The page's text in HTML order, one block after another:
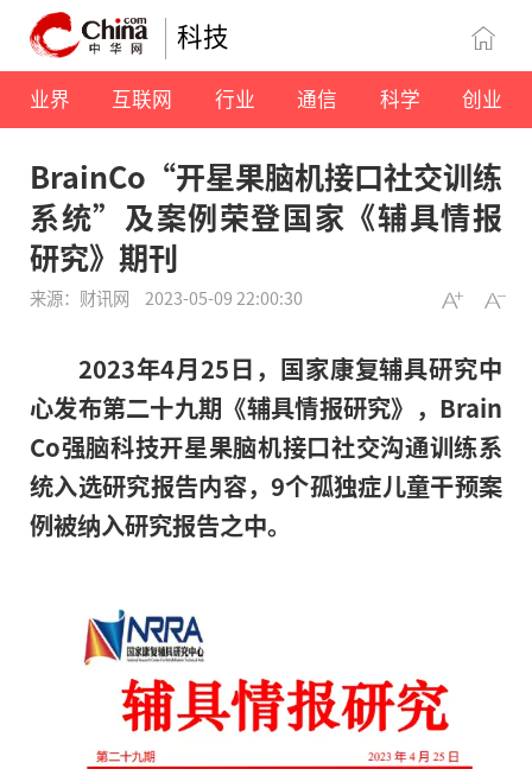
科技
业界 互联网 行业 通信 科学 创业
BrainCo“开星果脑机接口社交训练
系统”及案例荣登国家《辅具情报
研究》期刊
来源：财讯网 2023-05-09 22:00:30
2023年4月25日，国家康复辅具研究中
心发布第二十九期《辅具情报研究》，Brain
Co强脑科技开星果脑机接口社交沟通训练系
统入选研究报告内容，9个孤独症儿童干预案
例被纳入研究报告之中。